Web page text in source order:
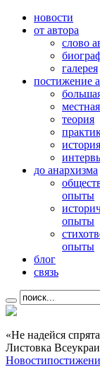
новости
от автора
слово
галерея
постижение
теория
до анархизма
опыты
опыты
опыты
блог
связь
«Не надейся
Листовка
Новости